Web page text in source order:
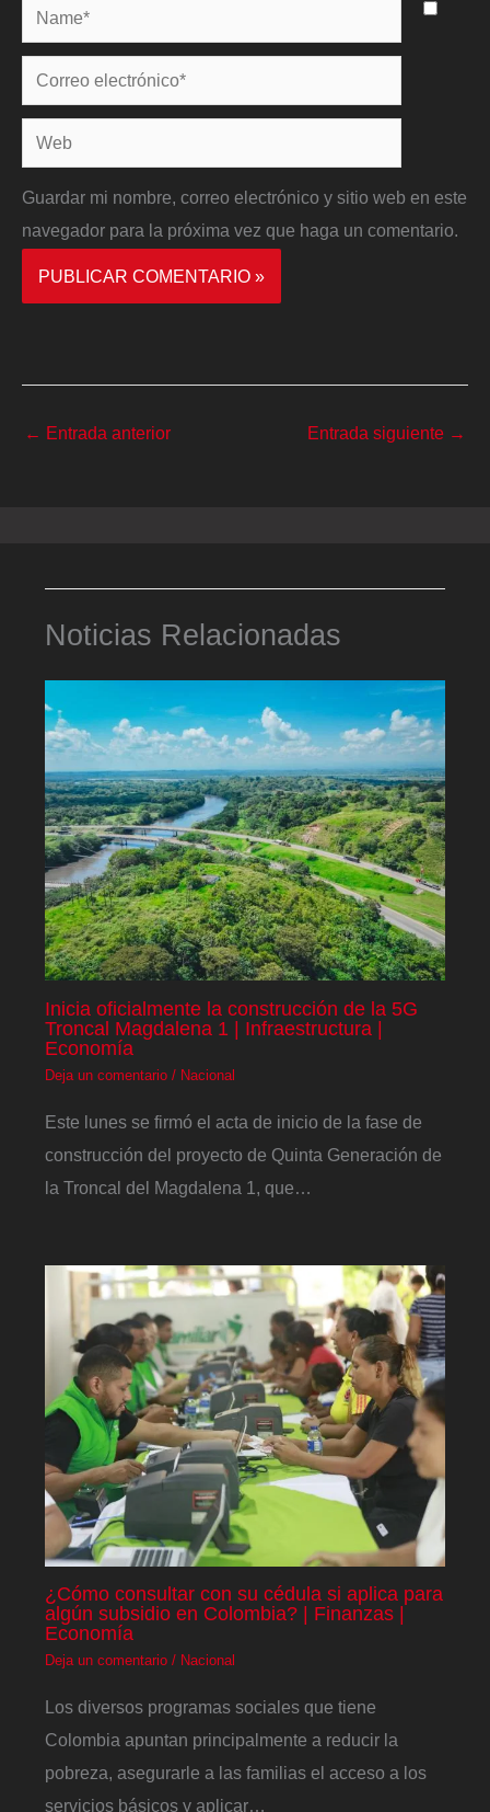
Name*
Correo
electrónico*
Web
Guardar mi nombre, correo electrónico y sitio web en este
navegador para la próxima vez que haga un comentario.
← Entrada anterior Entrada siguiente →
Noticias Relacionadas
Inicia oficialmente la construcción de la 5G
Troncal Magdalena 1 | Infraestructura |
Economía
Deja un comentario / Nacional
Este lunes se firmó el acta de inicio de la fase de
construcción del proyecto de Quinta Generación de
la Troncal del Magdalena 1, que…
¿Cómo consultar con su cédula si aplica para
algún subsidio en Colombia? | Finanzas |
Economía
Deja un comentario / Nacional
Los diversos programas sociales que tiene
Colombia apuntan principalmente a reducir la
pobreza, asegurarle a las familias el acceso a los
servicios básicos y aplicar…